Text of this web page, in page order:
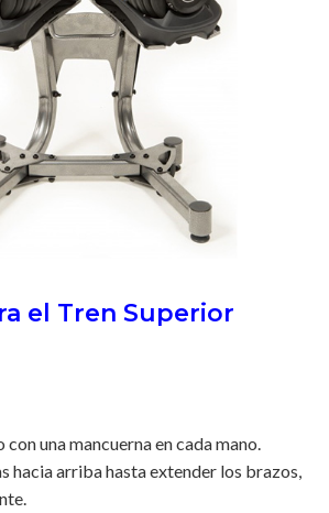
el Tren Superior
una mancuerna en cada mano.
hacia arriba hasta extender los brazos,